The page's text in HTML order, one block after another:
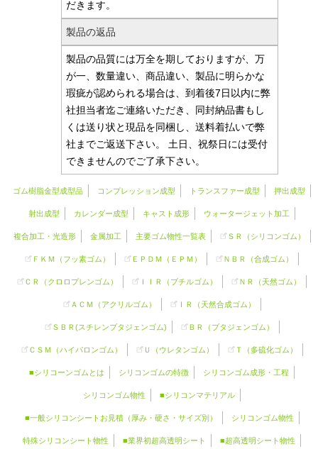
だきます。
製品の返品
製品の品質には万全を期しておりますが、万
が一、数量違い、商品違い、製品に明らかな
瑕疵が認められる場合は、到着後7日以内に弊
社担当者迄ご連絡いただき、同封納品書もし
くは送り状と現品を同梱し、送料着払いで弊
社までご返送下さい。 土日、祝祭日には受付
できませんのでご了承下さい。
ゴム樹脂金型成型品 コンプレッション成型 トランスファー成型 押出成型
射出成型 カレンダー成型 キャスト成形 ウォータージェット加工
複合加工・光造形 金属加工 主要ゴム物性一覧表 ＳＲ（ シリコンゴム ）
ＦＫＭ（フッ素ゴム） ＥＰＤＭ（ＥＰＭ） ＮＢＲ（合成ゴム）
ＣＲ（クロロプレンゴム） ＩＩＲ（ブチルゴム） ＮＲ（天然ゴム）
ＡＣＭ（アクリルゴム） ＩＲ（天然合成ゴム）
ＳＢＲ(スチレンブタジェンゴム) ＢＲ（ブタジェンゴム）
ＣＳＭ（ハイパロンゴム） Ｕ（ウレタンゴム） Ｔ（多硫化ゴム）
■シリコーンゴムとは シリコンゴムの特徴 シリコンゴム成形・工程
シリコンゴム物性 ■シリコンマテリアル
■一般シリコンシートお見積（厚み・硬さ・サイズ別） シリコンゴム物性
特殊シリコンシート物性 ■業界初超高透明シート ■超高透明シート物性